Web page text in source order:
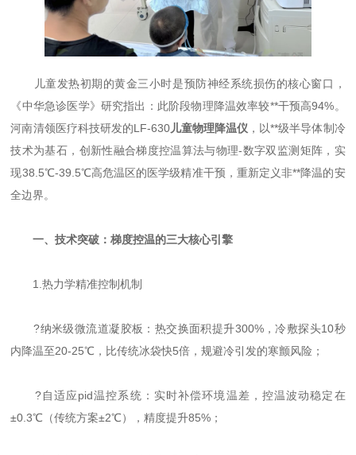
儿童发热初期的黄金三小时是预防神经系统损伤的核心窗口，
《中华急诊医学》研究指出：此阶段物理降温效率较**干预高94%。
河南清领医疗科技研发的LF-630儿童物理降温仪 ，以**级半导体制冷
技术为基石，创新性融合梯度控温算法与物理-数字双监测矩阵，实
现38.5℃-39.5℃高危温区的医学级精准干预，重新定义非**降温的安
全边界。
一、技术突破：梯度控温的三大核心引擎
1.热力学精准控制机制
?纳米级微流道凝胶板：热交换面积提升300%，冷敷探头10秒
内降温至20-25℃，比传统冰袋快5倍，规避冷引发的寒颤风险；
?自适应pid温控系统：实时补偿环境温差，控温波动稳定在
±0.3℃（传统方案±2℃），精度提升85%；